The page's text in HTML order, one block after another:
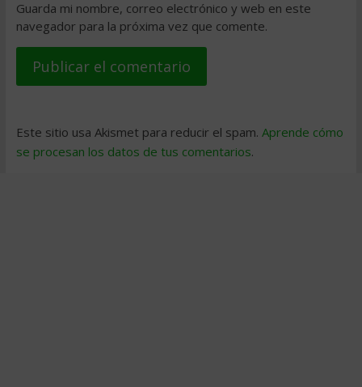
Guarda mi nombre, correo electrónico y web en este
navegador para la próxima vez que comente.
Este sitio usa Akismet para reducir el spam. Aprende cómo
se procesan los datos de tus comentarios.